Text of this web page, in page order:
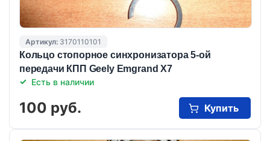
Артикул: 3170110101
Кольцо стопорное синхронизатора 5-ой
передачи КПП Geely Emgrand X7
Есть в наличии
100 руб. Купить